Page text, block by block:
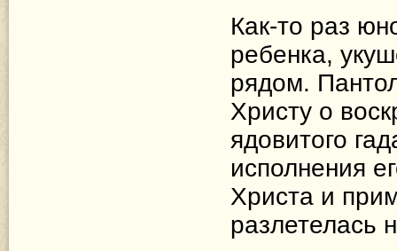
Как-то раз
ребенка,
рядом.
Христу о
ядовитого
исполнения
Христа и
разлетелась